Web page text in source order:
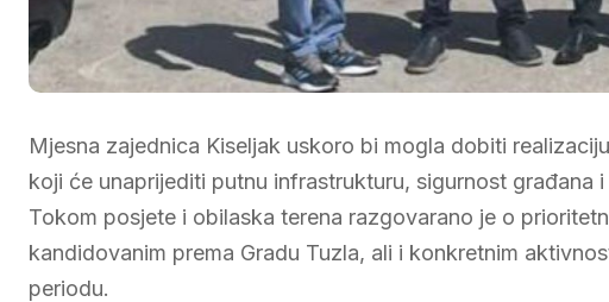
Mjesna zajednica Kiseljak uskoro bi mogla dobiti
koji će unaprijediti putnu infrastrukturu, sigurnost građana
Tokom posjete i obilaska terena razgovarano je o
kandidovanim prema Gradu Tuzla, ali i konkretnim
periodu.